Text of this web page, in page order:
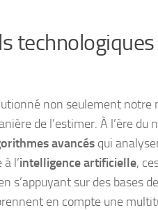
non seulement notre
de l’estimer. À l’ère du
avancés qui
l’intelligence artificielle,
s’appuyant sur des bases
en compte une